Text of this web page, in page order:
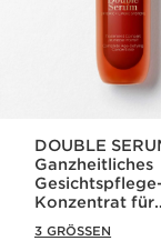
DOUBLE
Ganzheitliches
Konzentrat für
jugendliche
3 GRÖSSEN